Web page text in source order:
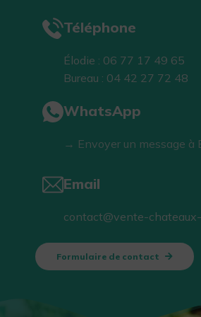
Téléphone
Élodie : 06 77 17 49 65
Bureau : 04 42 27 72 48
WhatsApp
→ Envoyer un message à
Email
contact@vente-
Formulaire de contact